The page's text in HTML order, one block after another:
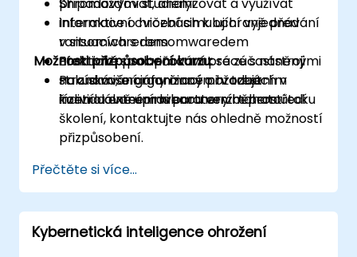
informace o hrozbách k ochraně před
ransomwaredem
Efektivně spolupracovat se zúčastněnými
stranami, orgány činnými v trestním
řízení a externími partnery během útoku
Interaktivní cvičení simulující vyjednávání
v situacích s ransomwaredem
Praktické procvičování práce s nástroji
na získávání informací o hrozbách v
kontrolovaném laboratorním prostředí
Možnosti přizpůsobení kurzu:
Pokud vaše organizace požaduje
individuálně upravenou verzi tohoto
školení, kontaktujte nás ohledně možností
přizpůsobení.
Přečtěte si více...
Kybernetická inteligence ohrožení